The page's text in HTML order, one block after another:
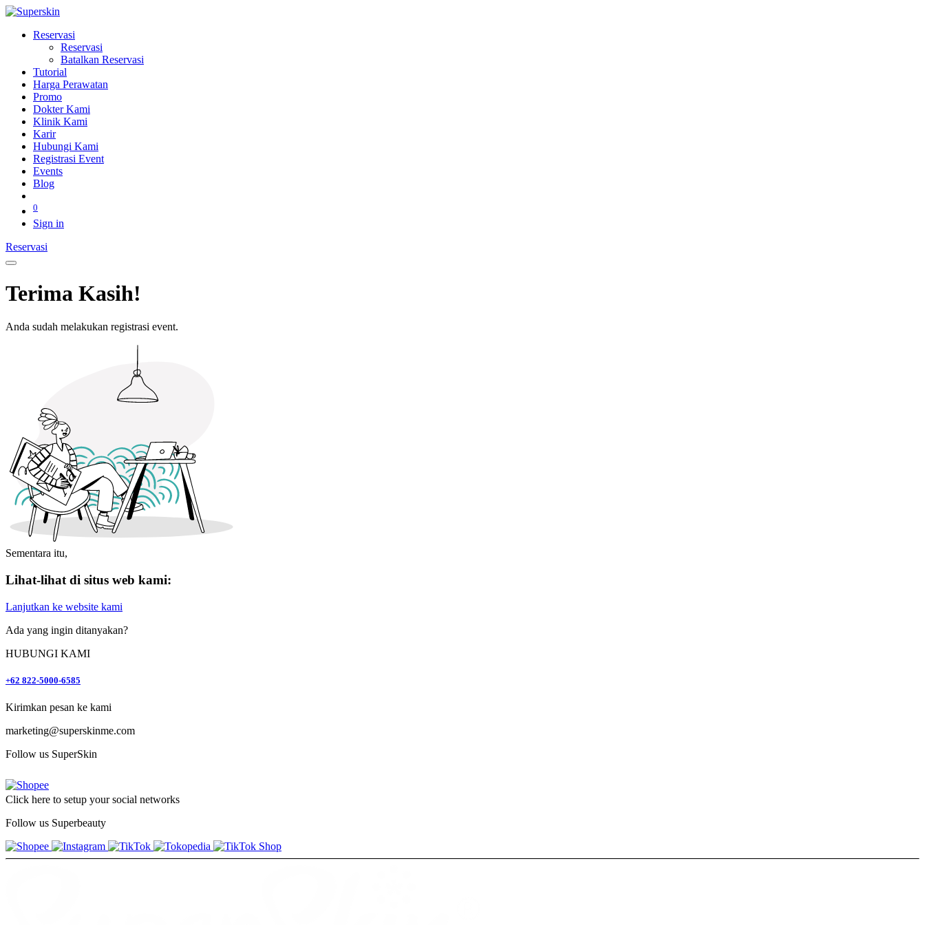
Reservasi
Reservasi
Batalkan Reservasi
Tutorial
Harga Perawatan
Promo
Dokter Kami
Klinik Kami
Karir
Hubungi Kami
Registrasi Event
Events
Blog
0
Sign in
Reservasi​
Terima Kasih!
Anda sudah melakukan registrasi event.
Sementara itu,
Lihat-lihat di situs web kami:
Lanjutkan ke website kami
Ada yang ingin ditanyakan?
HUBUNGI KAMI
+62 822-5000-6585
Kirimkan pesan ke kami
marketing@superskinme.com
Follow us SuperSkin
Click here to setup your social networks
Follow us Superbeauty